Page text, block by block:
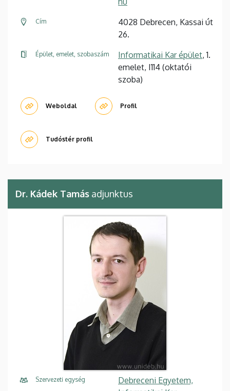
Cím
4028 Debrecen, Kassai út
26.
Épület, emelet, szobaszám Informatikai Kar épület, 1.
emelet, I114 (oktatói
szoba)
Weboldal Profil
Tudóstér profil
Dr. Kádek Tamás adjunktus
Szervezeti egység
Debreceni Egyetem,